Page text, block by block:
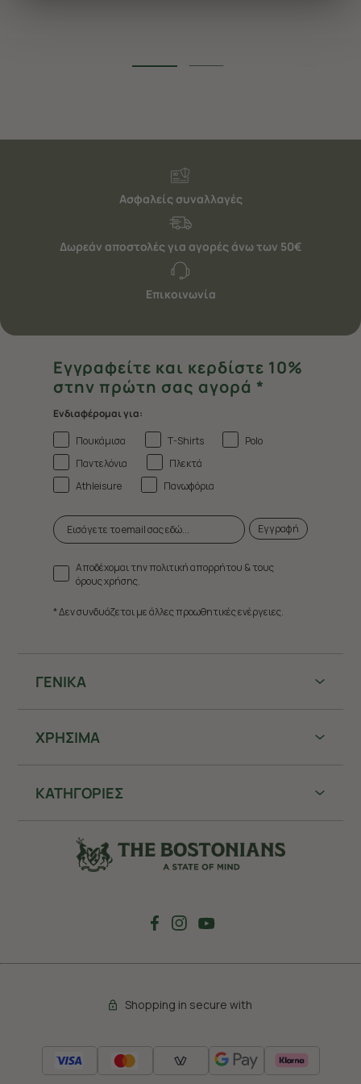
Ασφαλείς συναλλαγές
Δωρεάν αποστολές για αγορές άνω των 50€
Επικοινωνία
ΓΕΝΙΚΑ
ΧΡHΣΙΜΑ
ΚΑΤΗΓΟΡΙΕΣ
Εγγραφείτε και κερδίστε 10%
στην πρώτη σας αγορά *
Ενδιαφέρομαι για:
Πουκάμισα
T-Shirts
Polo
Παντελόνια
Πλεκτά
Athleisure
Πανωφόρια
Εγγραφή
Αποδέχομαι την πολιτική απορρήτου & τους
όρους χρήσης.
* Δεν συνδυάζεται με άλλες προωθητικές ενέργειες.
Shopping in secure with